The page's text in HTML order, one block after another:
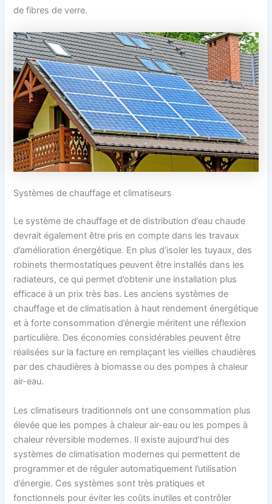
de fibres de verre.
Systèmes de chauffage et climatiseurs
Le système de chauffage et de distribution d’eau chaude
devrait également être pris en compte dans les travaux
d’amélioration énergétique. En plus d’isoler les tuyaux, des
robinets thermostatiques peuvent être installés dans les
radiateurs, ce qui permet d’obtenir une installation plus
efficace à un prix très bas. Les anciens systèmes de
chauffage et de climatisation à haut rendement énergétique
et à forte consommation d’énergie méritent une réflexion
particulière. Des économies considérables peuvent être
réalisées sur la facture en remplaçant les vieilles chaudières
par des chaudières à biomasse ou des pompes à chaleur
air-eau.
Les climatiseurs traditionnels ont une consommation plus
élevée que les pompes à chaleur air-eau ou les pompes à
chaleur réversible modernes. Il existe aujourd’hui des
systèmes de climatisation modernes qui permettent de
programmer et de réguler automatiquement l’utilisation
d’énergie. Ces systèmes sont très pratiques et
fonctionnels pour éviter les coûts inutiles et contrôler